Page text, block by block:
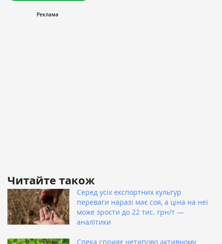
Читайте також
Серед усіх експортних культур
переваги наразі має соя, а ціна на неї
може зрости до 22 тис. грн/т —
аналітики
Спека сприяє нетипово активному